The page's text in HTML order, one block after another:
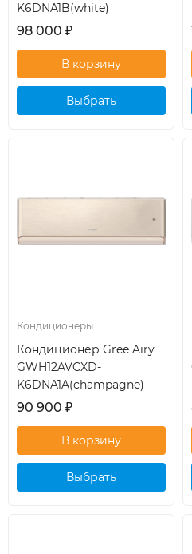
K6DNA1B(white)
98 000 ₽
Выбрать
Кондиционеры
Кондиционер Gree Airy
GWH12AVCXD-
K6DNA1A(champagne)
90 900 ₽
Выбрать